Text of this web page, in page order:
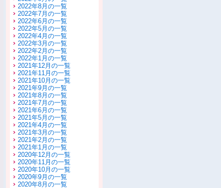
2022年8月の一覧
2022年7月の一覧
2022年6月の一覧
2022年5月の一覧
2022年4月の一覧
2022年3月の一覧
2022年2月の一覧
2022年1月の一覧
2021年12月の一覧
2021年11月の一覧
2021年10月の一覧
2021年9月の一覧
2021年8月の一覧
2021年7月の一覧
2021年6月の一覧
2021年5月の一覧
2021年4月の一覧
2021年3月の一覧
2021年2月の一覧
2021年1月の一覧
2020年12月の一覧
2020年11月の一覧
2020年10月の一覧
2020年9月の一覧
2020年8月の一覧